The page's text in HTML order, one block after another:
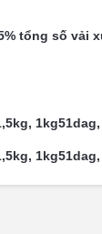
tổng số vải